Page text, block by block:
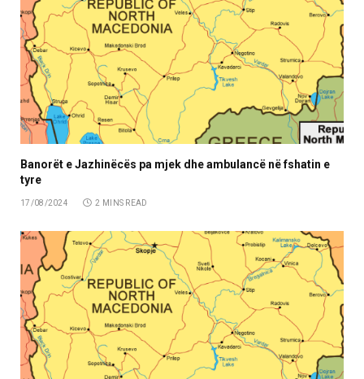
Banorët e Jazhinëcës pa mjek dhe ambulancë në fshatin e
tyre
17/08/2024 2 MINS READ